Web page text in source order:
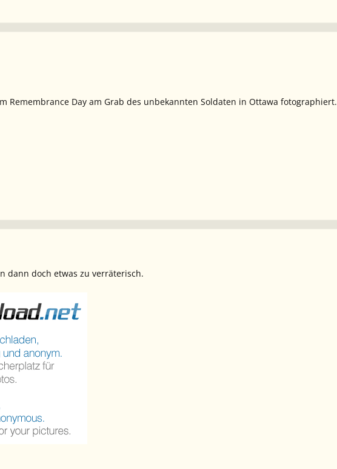
Remembrance Day am Grab des unbekannten Soldaten in Ottawa fotographiert.
dann doch etwas zu verräterisch.